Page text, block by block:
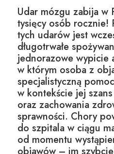
Udar mózgu zabija w
tysięcy osób rocznie!
tych udarów jest
długotrwałe
jednorazowe wypicie
w którym osoba z
specjalistyczną
w kontekście jej
oraz zachowania
sprawności. Chory
do szpitala w ciągu
od momentu